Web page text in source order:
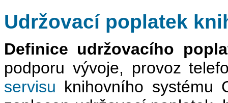
Udržovací poplatek
Definice udržovacího
podporu vývoje, provoz
servisu knihovního systému